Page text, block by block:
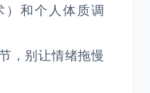
和个人体质调
，别让情绪拖慢